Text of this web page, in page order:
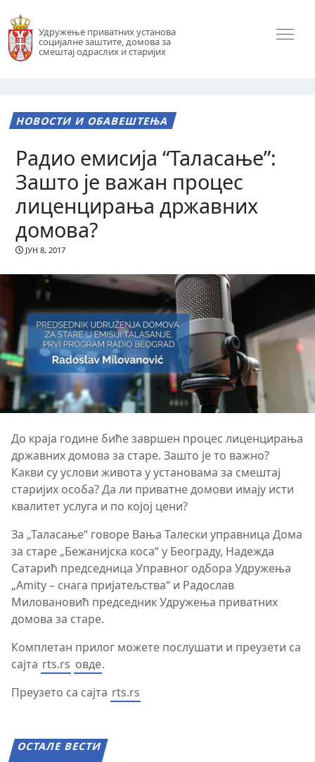
Удружење приватних установа
социјалне заштите, домова за
смештај одраслих и старијих
НОВОСТИ И ОБАВЕШТЕЊА
Радио емисија “Таласање”:
Зашто је важан процес
лиценцирања државних
домова?
ЈУН 8, 2017
До краја године биће завршен процес лиценцирања
државних домова за старе. Зашто је то важно?
Какви су услови живота у установама за смештај
старијих особа? Да ли приватне домови имају исти
квалитет услуга и по којој цени?
За „Таласање“ говоре Вања Талески управница Дома
за старе „Бежанијска коса“ у Београду, Надежда
Сатарић председница Управног одбора Удружења
„Amity – снага пријатељства“ и Радослав
Миловановић председник Удружења приватних
домова за старе.
Комплетан прилог можете послушати и преузети са
сајта rts.rs овде.
Преузето са сајта rts.rs
ОСТАЛЕ ВЕСТИ